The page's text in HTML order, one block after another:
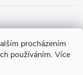
procházením
používáním. Více